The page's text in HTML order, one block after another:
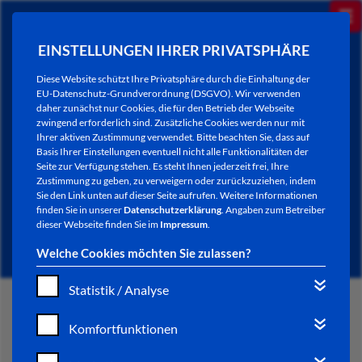
EINSTELLUNGEN IHRER PRIVATSPHÄRE
Diese Website schützt Ihre Privatsphäre durch die Einhaltung der
EU-Datenschutz-Grundverordnung (DSGVO). Wir verwenden
daher zunächst nur Cookies, die für den Betrieb der Webseite
zwingend erforderlich sind. Zusätzliche Cookies werden nur mit
Ihrer aktiven Zustimmung verwendet. Bitte beachten Sie, dass auf
Basis Ihrer Einstellungen eventuell nicht alle Funktionalitäten der
Seite zur Verfügung stehen. Es steht Ihnen jederzeit frei, Ihre
Zustimmung zu geben, zu verweigern oder zurückzuziehen, indem
Sie den Link unten auf dieser Seite aufrufen. Weitere Informationen
finden Sie in unsererDatenschutzerklärung. Angaben zum Betreiber
dieser Webseite finden Sie im Impressum.
Welche Cookies möchten Sie zulassen?
Statistik / Analyse
Komfortfunktionen
AKTUELLES
START